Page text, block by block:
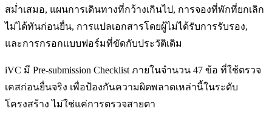
สม่ำเสมอ, แผนการเดินทางที่กว้างเกินไป, การจองที่พักที่ยกเลิก
ไม่ได้ทันก่อนยื่น, การแปลเอกสารโดยผู้ไม่ได้รับการรับรอง,
และการกรอกแบบฟอร์มที่ขัดกับประวัติเดิม
iVC มี Pre-submission Checklist ภายในจำนวน 47 ข้อ ที่ใช้ตรวจ
เคสก่อนยื่นจริง เพื่อป้องกันความผิดพลาดเหล่านี้ในระดับ
โครงสร้าง ไม่ใช่แค่การตรวจสายตา